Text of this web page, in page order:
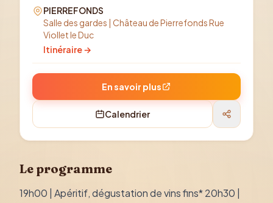
PIERREFONDS
Salle des gardes | Château de Pierrefonds Rue
Viollet le Duc
Itinéraire →
En savoir plus
Calendrier
Le programme
19h00 | Apéritif, dégustation de vins fins* 20h30 |